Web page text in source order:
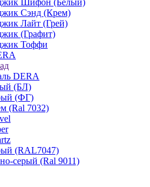
Шифон (Белый)
Сэнд (Крем)
Лайт (Грей)
(Графит)
Тоффи
DERA
(БЛ)
(ФГ)
(Ral 7032)
(RAL7047)
серый (Ral 9011)